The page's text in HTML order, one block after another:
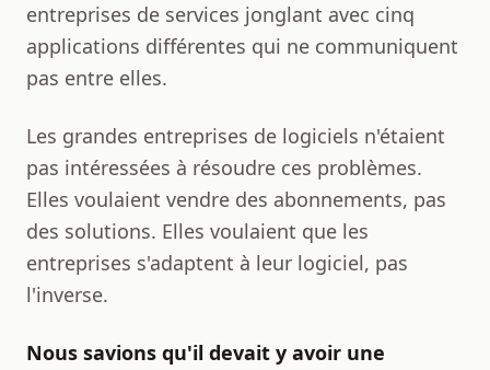
entreprises de services jonglant avec cinq
applications différentes qui ne communiquent
pas entre elles.
Les grandes entreprises de logiciels n'étaient
pas intéressées à résoudre ces problèmes.
Elles voulaient vendre des abonnements, pas
des solutions. Elles voulaient que les
entreprises s'adaptent à leur logiciel, pas
l'inverse.
Nous savions qu'il devait y avoir une